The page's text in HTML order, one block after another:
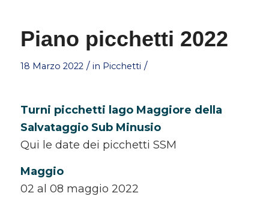
Piano picchetti 2022
18 Marzo 2022 / in Picchetti /
Turni picchetti lago Maggiore della
Salvataggio Sub Minusio
Qui le date dei picchetti SSM
Maggio
02 al 08 maggio 2022